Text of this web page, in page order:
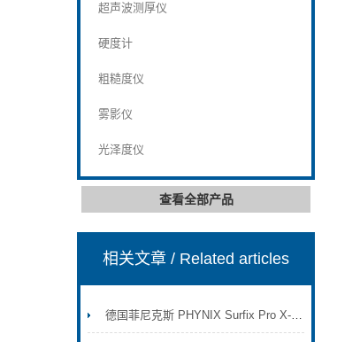
超声波测厚仪
硬度计
粗糙度仪
雾影仪
光泽度仪
查看全部产品
相关文章/ Related articles
德国菲尼克斯 PHYNIX Surfix Pro X-N1.5 涂层测厚仪(高级型)